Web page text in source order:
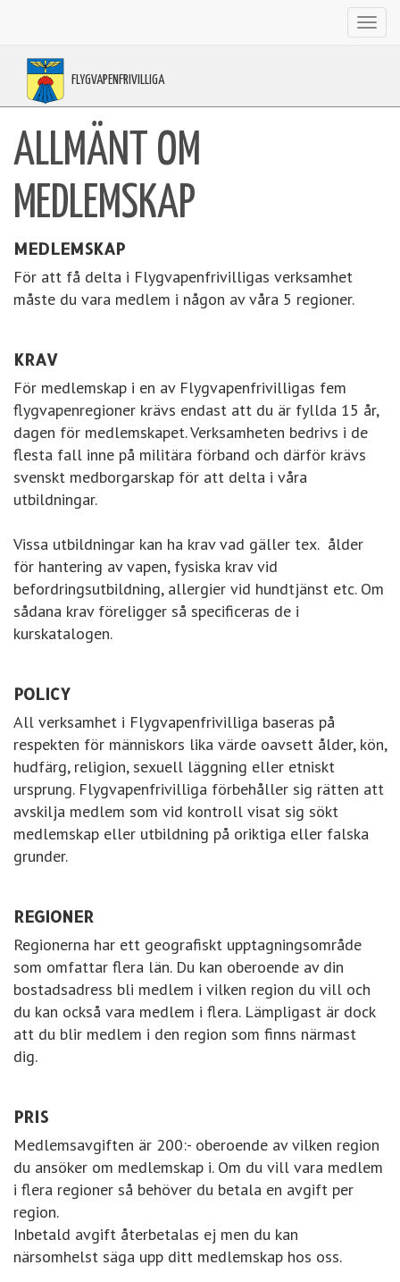
FLYGVAPENFRIVILLIGA
ALLMÄNT OM
MEDLEMSKAP
MEDLEMSKAP
För att få delta i Flygvapenfrivilligas verksamhet
måste du vara medlem i någon av våra 5 regioner.
KRAV
För medlemskap i en av Flygvapenfrivilligas fem
flygvapenregioner krävs endast att du är fyllda 15 år,
dagen för medlemskapet. Verksamheten bedrivs i de
flesta fall inne på militära förband och därför krävs
svenskt medborgarskap för att delta i våra
utbildningar.
Vissa utbildningar kan ha krav vad gäller tex. ålder
för hantering av vapen, fysiska krav vid
befordringsutbildning, allergier vid hundtjänst etc. Om
sådana krav föreligger så specificeras de i
kurskatalogen.
POLICY
All verksamhet i Flygvapenfrivilliga baseras på
respekten för människors lika värde oavsett ålder, kön,
hudfärg, religion, sexuell läggning eller etniskt
ursprung. Flygvapenfrivilliga förbehåller sig rätten att
avskilja medlem som vid kontroll visat sig sökt
medlemskap eller utbildning på oriktiga eller falska
grunder.
REGIONER
Regionerna har ett geografiskt upptagningsområde
som omfattar flera län. Du kan oberoende av din
bostadsadress bli medlem i vilken region du vill och
du kan också vara medlem i flera. Lämpligast är dock
att du blir medlem i den region som finns närmast
dig.
PRIS
Medlemsavgiften är 200:- oberoende av vilken region
du ansöker om medlemskap i. Om du vill vara medlem
i flera regioner så behöver du betala en avgift per
region.
Inbetald avgift återbetalas ej men du kan
närsomhelst säga upp ditt medlemskap hos oss.